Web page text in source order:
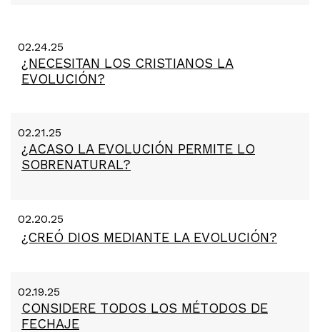
02.24.25
¿NECESITAN LOS CRISTIANOS LA
EVOLUCIÓN?
02.21.25
¿ACASO LA EVOLUCIÓN PERMITE LO
SOBRENATURAL?
02.20.25
¿CREÓ DIOS MEDIANTE LA EVOLUCIÓN?
02.19.25
CONSIDERE TODOS LOS MÉTODOS DE
FECHAJE